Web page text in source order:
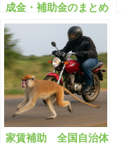
成金・補助金のまとめ
【有料会員限定】
家賃補助 全国自治体